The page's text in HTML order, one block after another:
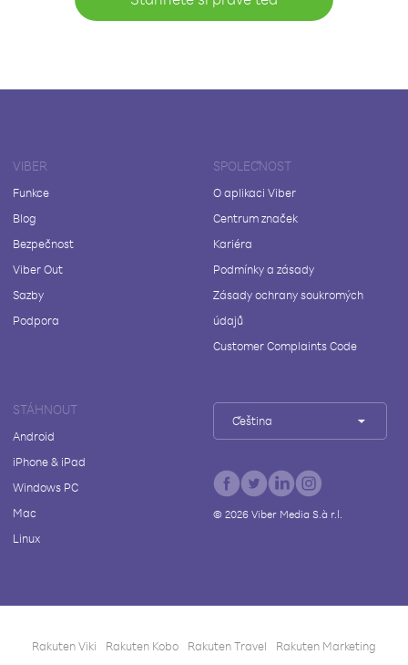
VIBER
Funkce
Blog
Bezpečnost
Viber Out
Sazby
Podpora
SPOLEČNOST
O aplikaci Viber
Centrum značek
Kariéra
Podmínky a zásady
Zásady ochrany soukromých
údajů
Customer Complaints Code
STÁHNOUT
Android
iPhone & iPad
Windows PC
Mac
Linux
Čeština
© 2026Viber Media S.à r.l.
Rakuten Viki Rakuten Kobo Rakuten Travel Rakuten Marketing